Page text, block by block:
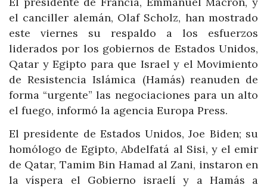
el canciller alemán, Olaf Scholz, han mostrado
este viernes su respaldo a los esfuerzos
liderados por los gobiernos de Estados Unidos,
Qatar y Egipto para que Israel y el Movimiento
de Resistencia Islámica (Hamás) reanuden de
forma “urgente” las negociaciones para un alto
el fuego, informó la agencia Europa Press.
El presidente de Estados Unidos, Joe Biden; su
homólogo de Egipto, Abdelfatá al Sisi, y el emir
de Qatar, Tamim Bin Hamad al Zani, instaron en
la víspera el Gobierno israelí y a Hamás a